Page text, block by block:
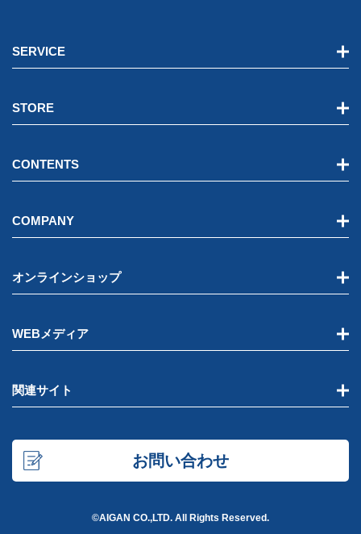
SERVICE
STORE
CONTENTS
COMPANY
オンラインショップ
WEBメディア
関連サイト
お問い合わせ
©AIGAN CO.,LTD. All Rights Reserved.